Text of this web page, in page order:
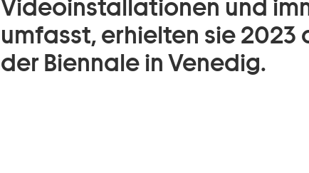
Videoinstallationen und
umfasst, erhielten sie 2023
der Biennale in Venedig.